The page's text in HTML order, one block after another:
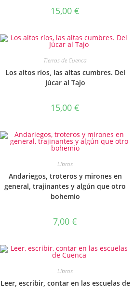
15,00 €
Tierras de Cuenca
Los altos ríos, las altas cumbres. Del
Júcar al Tajo
15,00 €
Libros
Andariegos, troteros y mirones en
general, trajinantes y algún que otro
bohemio
7,00 €
Libros
Leer, escribir, contar en las escuelas de